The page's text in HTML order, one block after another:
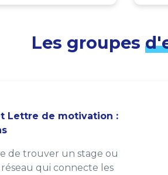
Les groupes
Lettre de motivation :
de trouver un stage ou
qui connecte les